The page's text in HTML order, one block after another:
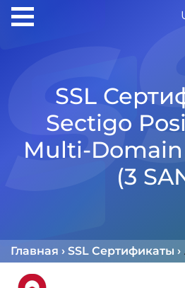
SSL
Sectigo
Multi-
(3
Главная › SSL Сертификаты ›